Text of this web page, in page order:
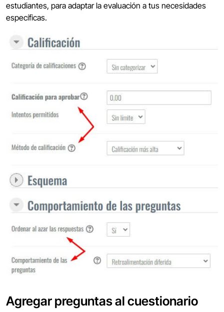
estudiantes, para adaptar la evaluación a tus necesidades
específicas.
Agregar preguntas al cuestionario